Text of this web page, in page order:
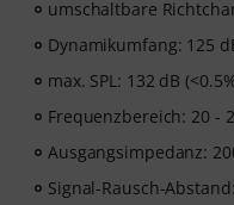
umschaltbare
Dynamikumfang: 125
max. SPL: 132 dB
Frequenzbereich: 20 -
Ausgangsimpedanz:
Signal-Rausch-